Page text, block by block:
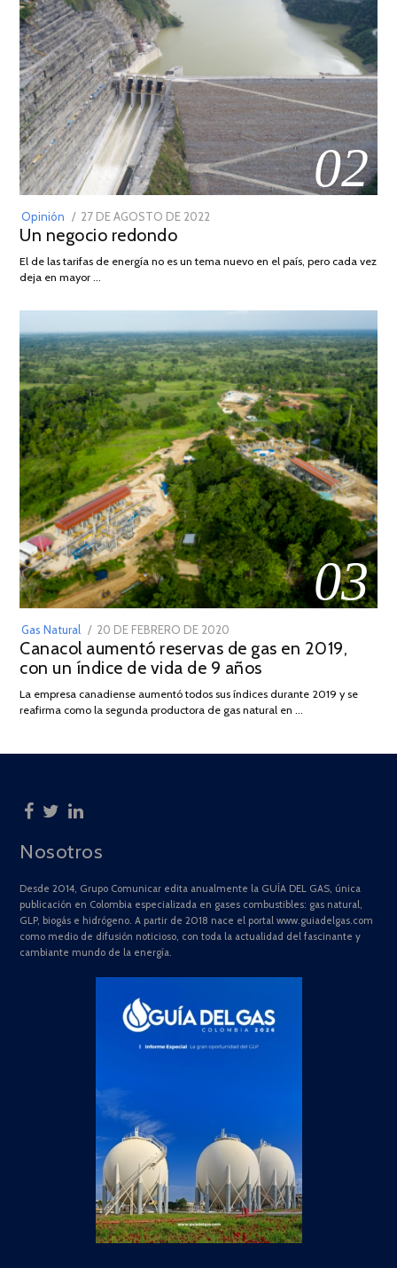
02
Opinión
POSTED
ON
27 DE AGOSTO DE 2022
DE
Un negocio redondo
El de las tarifas de energía no es un tema nuevo en el país, pero cada vez
deja en mayor …
03
Gas Natural
POSTED
ON
20 DE FEBRERO DE 2020
DE
JULIO
2025
Canacol aumentó reservas de gas en 2019,
con un índice de vida de 9 años
La empresa canadiense aumentó todos sus índices durante 2019 y se
reafirma como la segunda productora de gas natural en …
Nosotros
Desde 2014, Grupo Comunicar edita anualmente la GUÍA DEL GAS, única
publicación en Colombia especializada en gases combustibles: gas natural,
GLP, biogás e hidrógeno. A partir de 2018 nace el portal www.guiadelgas.com
como medio de difusión noticioso, con toda la actualidad del fascinante y
cambiante mundo de la energía.